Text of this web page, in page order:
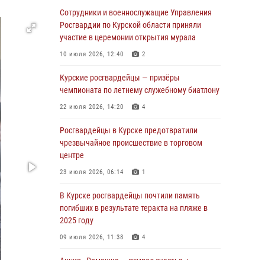
Курские росгвардейцы продолжают
знакомить подрастающее поколение с
особенностями службы
05 августа 2026, 12:45
Росгвардейцы в Курске проверили работу
ЧОП в детских оздоровительных лагерях
05 августа 2026, 09:51
При содействии спецназа Росгвардии в
Курске пресечена попытка сбыта крупной
партии наркотиков
04 августа 2026, 12:52
За прошедшую неделю росгвардейцы
Курской области проверили 85 владельцев
оружия
04 августа 2026, 07:00
Сотрудники и военнослужащие Управления
Росгвардии по Курской области приняли
участие в церемонии открытия мурала
10 июля 2026, 12:40 2
Курские росгвардейцы — призёры
чемпионата по летнему служебному биатлону
22 июля 2026, 14:20 4
Росгвардейцы в Курске предотвратили
чрезвычайное происшествие в торговом
центре
23 июля 2026, 06:14 1
В Курске росгвардейцы почтили память
погибших в результате теракта на пляже в
2025 году
09 июля 2026, 11:38 4